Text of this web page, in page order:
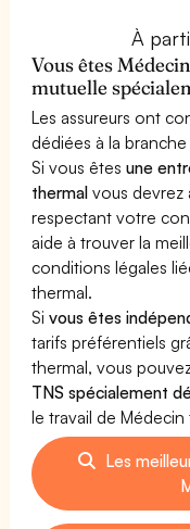
À
Vous êtes
mutuelle
Les assureurs ont
dédiées à la
Si vous êtesune
thermal vous devrez
respectant votre
aide à trouver la
conditions légales
thermal.
Sivous êtes
tarifs préférentiels
thermal, vous
TNS spécialement
le travail de Médecin
Les